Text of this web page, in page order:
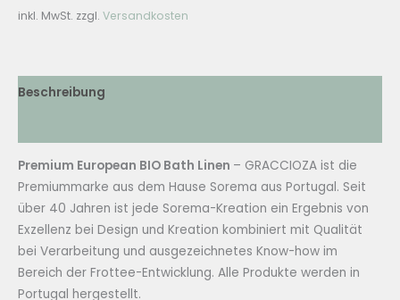
Menge
inkl. MwSt. zzgl. Versandkosten
Beschreibung
Premium European BIO Bath Linen – GRACCIOZA ist die
Premiummarke aus dem Hause Sorema aus Portugal. Seit
über 40 Jahren ist jede Sorema-Kreation ein Ergebnis von
Exzellenz bei Design und Kreation kombiniert mit Qualität
bei Verarbeitung und ausgezeichnetes Know-how im
Bereich der Frottee-Entwicklung. Alle Produkte werden in
Portugal hergestellt.